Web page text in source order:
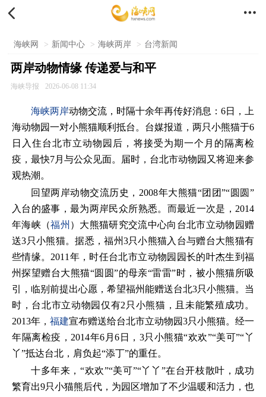
 
海峡网 > 新闻中心 > 海峡两岸 > 台湾新闻
两岸动物情缘 传递爱与和平
海峡导报 2026-06-08 11:34
海峡两岸动物交流，时隔十余年再传好消息：6日，上
海动物园一对小熊猫顺利抵台。台媒报道，两只小熊猫于6
日入住台北市立动物园后，将接受为期一个月的隔离检
疫，最快7月与公众见面。届时，台北市动物园又将迎来参
观热潮。
回望两岸动物交流历史，2008年大熊猫“团团”“圆圆”
入台的盛事，最为两岸民众所熟悉。而最近一次是，2014
年海峡（福州 ）大熊猫研究交流中心向台北市立动物园赠
送3只小熊猫。据悉，福州3只小熊猫入台与赠台大熊猫有
些情缘。2011年，时任台北市立动物园园长的叶杰生到福
州探望赠台大熊猫“圆圆”的母亲“雷雷”时，被小熊猫所吸
引，临别前提出心愿，希望福州能赠送台北3只小熊猫。当
时，台北市立动物园仅有2只小熊猫，且未能繁殖成功。
2013年， 福建宣布赠送给台北市立动物园3只小熊猫。经一
年隔离检疫，2014年6月6日，3只小熊猫“欢欢”“美可”“丫
丫”抵达台北，肩负起“添丁”的重任。
十多年来，“欢欢”“美可”“丫丫”在台开枝散叶，成功
繁育出9只小猫熊后代，为园区增加了不少温暖和活力，也